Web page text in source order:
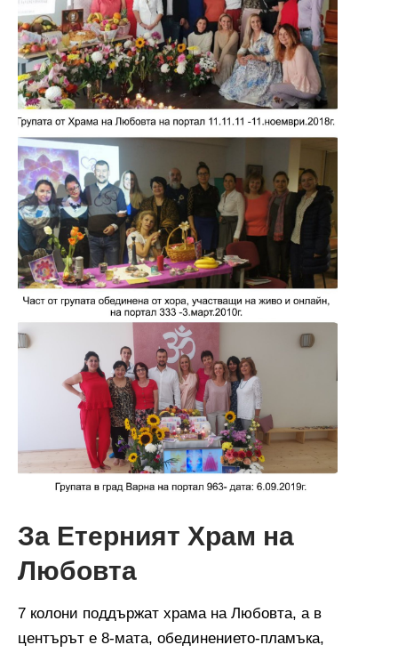
За Етерният Храм на
Любовта
7 колони поддържат храма на Любовта, а в
центърът е 8-мата, обединението-пламъка,